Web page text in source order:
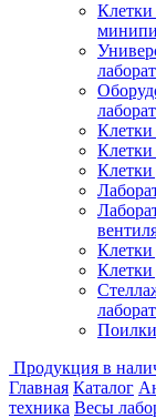
Клетки
Клетки
Клетки
Клетки
Клетки
Продукция в
Главная Каталог
техника Весы